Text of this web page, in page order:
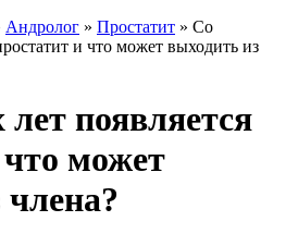
Андролог » Простатит » Со
и что может выходить из
появляется
может